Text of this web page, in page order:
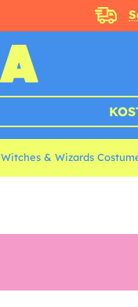
Witches & Wizards